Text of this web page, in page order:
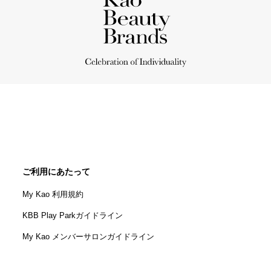
ご利用にあたって
My Kao 利用規約
KBB Play Parkガイドライン
My Kao メンバーサロンガイドライン